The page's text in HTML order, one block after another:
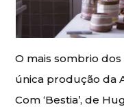
O mais sombrio
única produção da
Com ‘Bestia’, de